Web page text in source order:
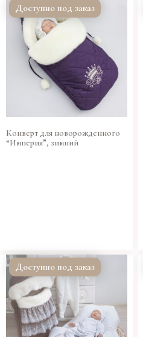
Доступно под заказ
Конверт для новорожденного
“Империя”, зимний
Доступно под заказ